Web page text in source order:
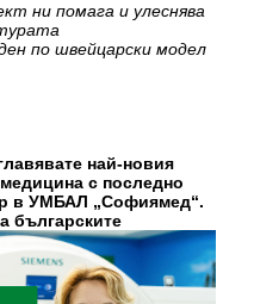
ни помага и улеснява
по швейцарски модел
най-новия
с последно
в УМБАЛ „Софиямед“.
българските